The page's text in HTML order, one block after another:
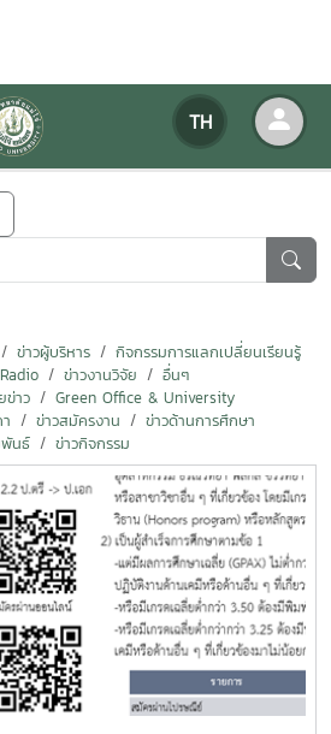
TH
ม
ข่าวผู้บริหาร
กิจกรรมการแลกเปลี่ยนเรียนรู้
ข่าวงานวิจัย
อื่นๆ
ข่าว
Green Office & University
ข่าวสมัครงาน
ข่าวด้านการศึกษา
พันธ์ ข่าวกิจกรรม